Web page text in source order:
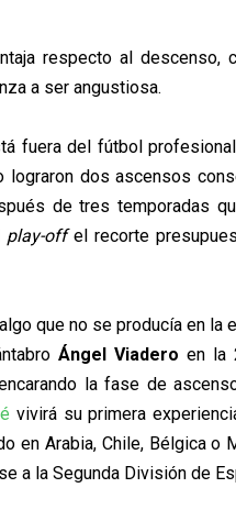
respecto al descenso,
a ser angustiosa.
fuera del fútbol
lograron dos ascensos
de tres temporadas
play-offel recorte
que no se producía en
Ángel Viadero en la
la fase de
vivirá su primera
en Arabia, Chile, Bélgica
a la Segunda División de